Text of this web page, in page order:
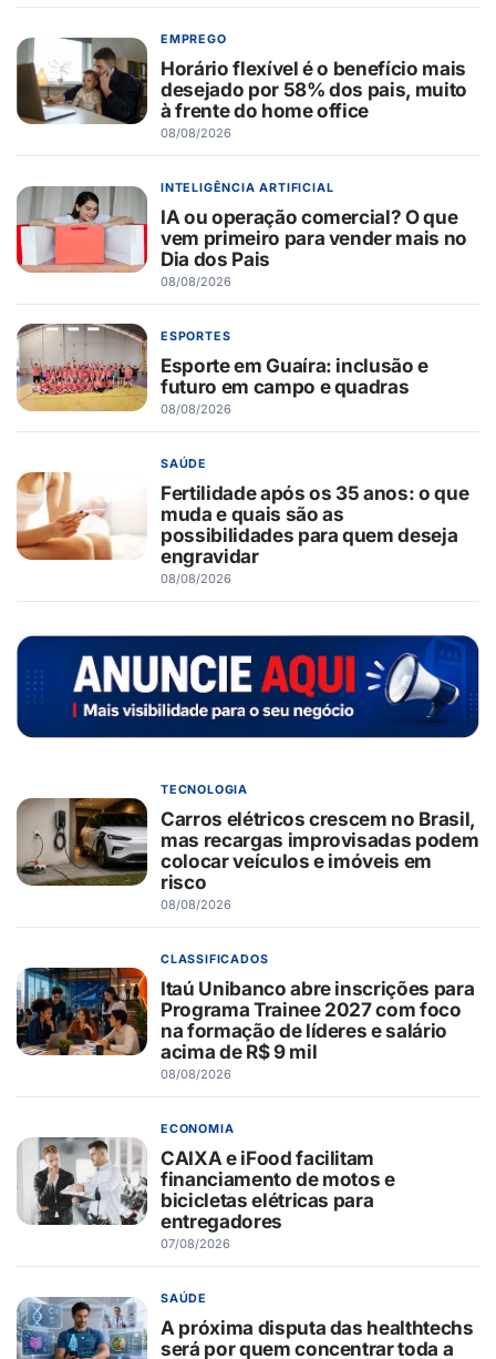
EMPREGO
Horário flexível é o benefício mais
desejado por 58% dos pais, muito
à frente do home office
08/08/2026
INTELIGÊNCIA ARTIFICIAL
IA ou operação comercial? O que
vem primeiro para vender mais no
Dia dos Pais
08/08/2026
ESPORTES
Esporte em Guaíra: inclusão e
futuro em campo e quadras
08/08/2026
SAÚDE
Fertilidade após os 35 anos: o que
muda e quais são as
possibilidades para quem deseja
engravidar
08/08/2026
TECNOLOGIA
Carros elétricos crescem no Brasil,
mas recargas improvisadas podem
colocar veículos e imóveis em
risco
08/08/2026
CLASSIFICADOS
Itaú Unibanco abre inscrições para
Programa Trainee 2027 com foco
na formação de líderes e salário
acima de R$ 9 mil
08/08/2026
ECONOMIA
CAIXA e iFood facilitam
financiamento de motos e
bicicletas elétricas para
entregadores
07/08/2026
SAÚDE
A próxima disputa das healthtechs
será por quem concentrar toda a